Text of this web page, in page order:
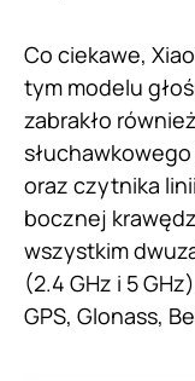
Co ciekawe,
tym modelu
zabrakło
oraz czytnika
bocznej
wszystkim
(2.4 GHz i 5
GPS, Glonass,